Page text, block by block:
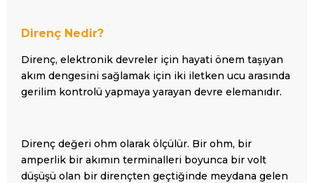
Direnç Nedir?
Direnç, elektronik devreler için hayati önem taşıyan
akım dengesini sağlamak için iki iletken ucu arasında
gerilim kontrolü yapmaya yarayan devre elemanıdır.
Direnç değeri ohm olarak ölçülür. Bir ohm, bir
amperlik bir akımın terminalleri boyunca bir volt
düşüşü olan bir dirençten geçtiğinde meydana gelen